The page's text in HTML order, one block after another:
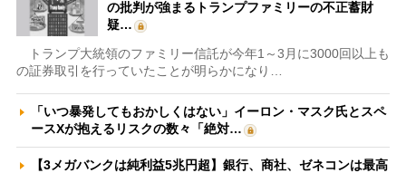
の批判が強まるトランプファミリーの不正蓄財
疑…
トランプ大統領のファミリー信託が今年1～3月に3000回以上も
の証券取引を行っていたことが明らかになり…
「いつ暴発してもおかしくはない」イーロン・マスク氏とスペ
ースXが抱えるリスクの数々「絶対…
【3メガバンクは純利益5兆円超】銀行、商社、ゼネコンは最高